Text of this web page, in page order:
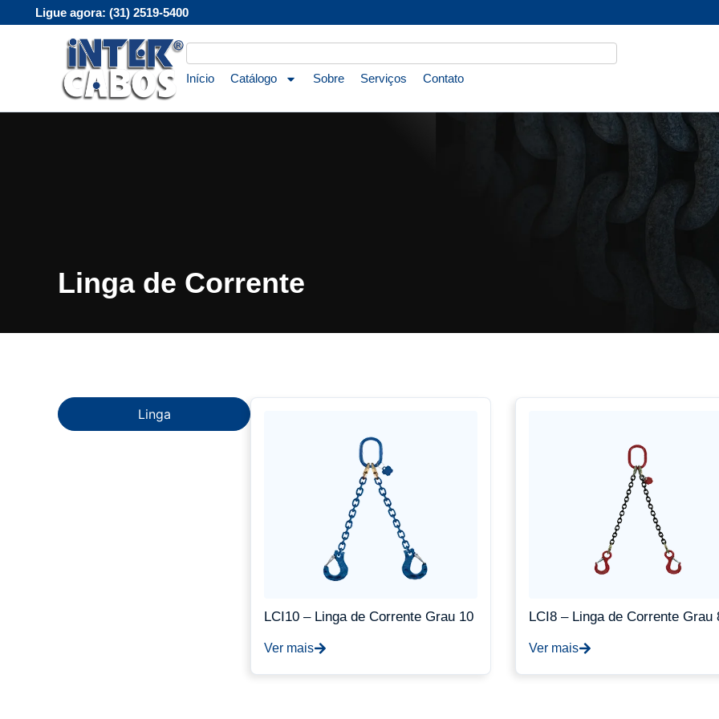
Ligue agora: (31) 2519-5400
Início Catálogo Sobre Serviços Contato
Linga de Corrente
Linga
LCI10 – Linga de Corrente Grau 10
Ver mais
LCI8 – Linga de Corrente Grau
Ver mais